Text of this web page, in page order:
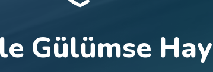
Gülümse